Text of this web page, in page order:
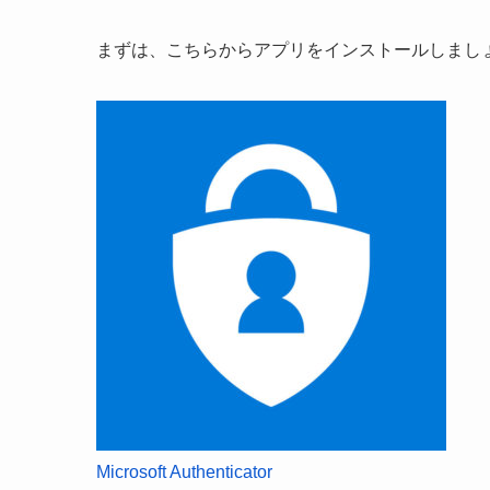
まずは、こちらからアプリをインストールしまし
Microsoft Authenticator